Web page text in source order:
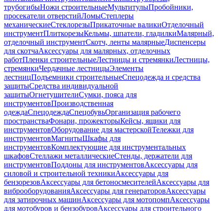
трубогибыНожи строительныеМультитулыПробойники,
просекатели отверстийЛомыСтеплеры
механическиеСтеклорезыПрикаточные валикиОтделочный
инструментПлиткорезыКельмы, шпатели, гладилкиМалярный,
отделочный инструментСкотч, ленты малярныеДиспенсеры
для скотчаАксессуары для малярных, отделочных
работПленки строительныеЛестницы и стремянкиЛестницы,
стремянкиЧердачные лестницыЭлементы
лестницПодъемники строительныеСпецодежда и средства
защитыСредства индивидуальной
защитыОгнетушителиСумки, пояса для
инструментовПроизводственная
одеждаСпецодеждаСпецобувьОрганизация рабочего
пространстваФонари, прожекторыКейсы, ящики для
инструментовОборудование для мастерскойТележки для
инструментовМагнитыШкафы для
инструментовКомплектующие для инструментальных
шкафовСтеллажи металлическиеСтенды, держатели для
инструментовПоддоны для инструментовАксессуары для
силовой и строительной техникиАксессуары для
бензорезовАксессуары для бетоносмесителейАксессуары для
виброоборудованияАксессуары для генераторовАксессуары
для затирочных машинАксессуары для мотопомпАксессуары
для мотобуров и бензобуровАксессуары для строительного